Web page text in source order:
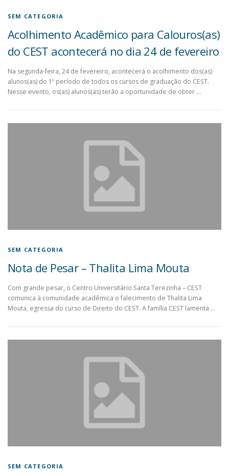
SEM CATEGORIA
Acolhimento Acadêmico para Calouros(as)
do CEST acontecerá no dia 24 de fevereiro
Na segunda-feira, 24 de fevereiro, acontecerá o acolhimento dos(as)
alunos(as) do 1º período de todos os cursos de graduação do CEST.
Nesse evento, os(as) alunos(as) terão a oportunidade de obter …
SEM CATEGORIA
Nota de Pesar – Thalita Lima Mouta
Com grande pesar, o Centro Universitário Santa Terezinha – CEST
comunica à comunidade acadêmica o falecimento de Thalita Lima
Mouta, egressa do curso de Direito do CEST. A família CEST lamenta …
SEM CATEGORIA